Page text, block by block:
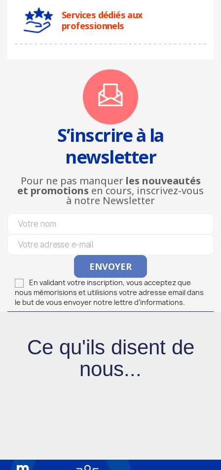
Services dédiés aux
professionnels
S’inscrire à la
newsletter
Pour ne pas manquer les nouveautés
et promotions en cours, inscrivez-vous
à notre Newsletter
En validant votre inscription, vous acceptez que
nous mémorisions et utilisions votre adresse email dans
le but de vous envoyer notre lettre d’informations.
Ce qu'ils disent de
nous...